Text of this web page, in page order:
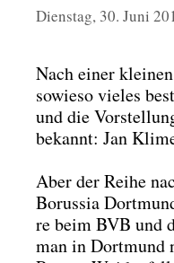
Dienstag, 30. Juni
Nach einer
sowie­so vie­les
und die
bekannt: Jan
Aber der Rei­he
Borus­sia
re beim BVB und
man in Dort­mund